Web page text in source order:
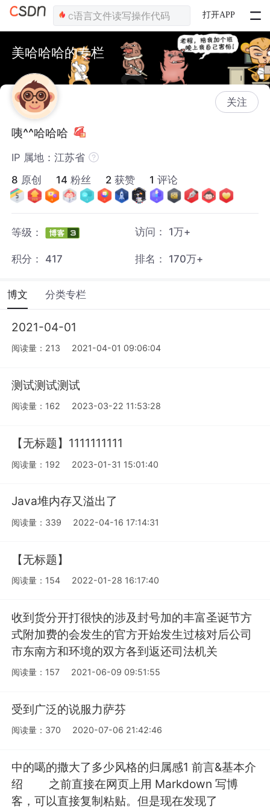
打开APP
美哈哈哈的专栏
关注
咦^^哈哈哈
IP 属地：江苏省
8 原创 14 粉丝 2 获赞 1 评论
等级： 访问： 1万+
积分： 417 排名： 170万+
博文 分类专栏
2021-04-01
阅读量：213 2021-04-01 09:06:04
测试测试测试
阅读量：162 2023-03-22 11:53:28
【无标题】1111111111
阅读量：192 2023-01-31 15:01:40
Java堆内存又溢出了
阅读量：339 2022-04-16 17:14:31
【无标题】
阅读量：154 2022-01-28 16:17:40
收到货分开打很快的涉及封号加的丰富圣诞节方
式附加费的会发生的官方开始发生过核对后公司
市东南方和环境的双方各到返还司法机关
阅读量：157 2021-06-09 09:51:55
受到广泛的说服力萨芬
阅读量：370 2020-07-06 21:42:46
中的噶的撒大了多少风格的归属感1 前言&基本介
绍 之前直接在网页上用 Markdown 写博
客，可以直接复制粘贴。但是现在发现了